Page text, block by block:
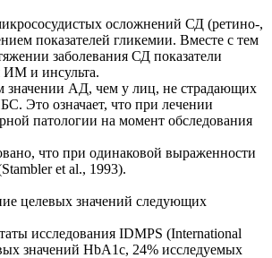
осложнений СД (ретино-,
показателей гликемии. Вместе с тем
заболевания СД показатели
ИМ и инсульта.
значении АД, чем у лиц, не страдающих
Это означает, что при лечении
патологии на момент обследования
что при одинаковой выраженности
et al., 1993).
целевых значений следующих
исследования IDMPS (International
значений HbA1c, 24% исследуемых